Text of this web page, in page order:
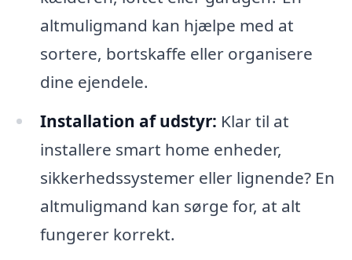
altmuligmand kan hjælpe med at
sortere, bortskaffe eller organisere
dine ejendele.
Installation af udstyr: Klar til at
installere smart home enheder,
sikkerhedssystemer eller lignende? En
altmuligmand kan sørge for, at alt
fungerer korrekt.